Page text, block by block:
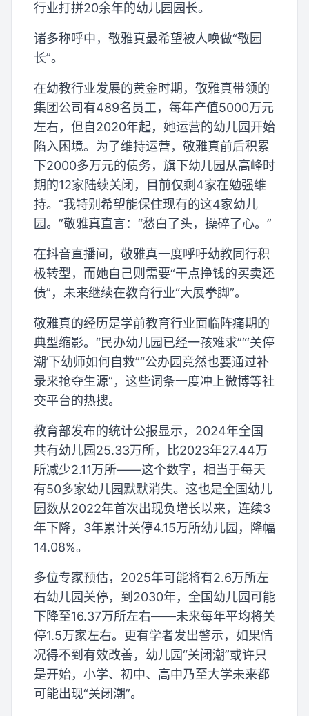
行业打拼20余年的幼儿园园长。
诸多称呼中，敬雅真最希望被人唤做“敬园
长”。
在幼教行业发展的黄金时期，敬雅真带领的
集团公司有489名员工，每年产值5000万元
左右，但自2020年起，她运营的幼儿园开始
陷入困境。为了维持运营，敬雅真前后积累
下2000多万元的债务，旗下幼儿园从高峰时
期的12家陆续关闭，目前仅剩4家在勉强维
持。“我特别希望能保住现有的这4家幼儿
园。”敬雅真直言：“愁白了头，操碎了心。”
在抖音直播间，敬雅真一度呼吁幼教同行积
极转型，而她自己则需要“干点挣钱的买卖还
债”，未来继续在教育行业“大展拳脚”。
敬雅真的经历是学前教育行业面临阵痛期的
典型缩影。“民办幼儿园已经一孩难求”“‘关停
潮’下幼师如何自救”“公办园竟然也要通过补
录来抢夺生源”，这些词条一度冲上微博等社
交平台的热搜。
教育部发布的统计公报显示，2024年全国
共有幼儿园25.33万所，比2023年27.44万
所减少2.11万所——这个数字，相当于每天
有50多家幼儿园默默消失。这也是全国幼儿
园数从2022年首次出现负增长以来，连续3
年下降，3年累计关停4.15万所幼儿园，降幅
14.08%。
多位专家预估，2025年可能将有2.6万所左
右幼儿园关停，到2030年，全国幼儿园可能
下降至16.37万所左右——未来每年平均将关
停1.5万家左右。更有学者发出警示，如果情
况得不到有效改善，幼儿园“关闭潮”或许只
是开始，小学、初中、高中乃至大学未来都
可能出现“关闭潮”。